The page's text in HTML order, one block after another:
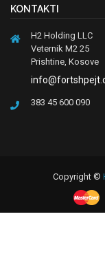
KONTAKTI
H2 Holding LLC
Veternik M2 25
Prishtine, Kosove
383 45 600 090
Copyright ©